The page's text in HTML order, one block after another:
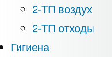
2-ТП воздух
2-ТП отходы
Гигиена